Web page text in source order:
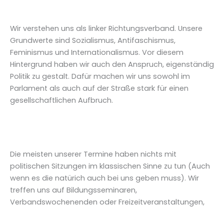
Wir verstehen uns als linker Richtungsverband. Unsere
Grundwerte sind Sozialismus, Antifaschismus,
Feminismus und Internationalismus. Vor diesem
Hintergrund haben wir auch den Anspruch, eigenständig
Politik zu gestalt. Dafür machen wir uns sowohl im
Parlament als auch auf der Straße stark für einen
gesellschaftlichen Aufbruch.
Die meisten unserer Termine haben nichts mit
politischen Sitzungen im klassischen Sinne zu tun (Auch
wenn es die natürich auch bei uns geben muss). Wir
treffen uns auf Bildungsseminaren,
Verbandswochenenden oder Freizeitveranstaltungen,